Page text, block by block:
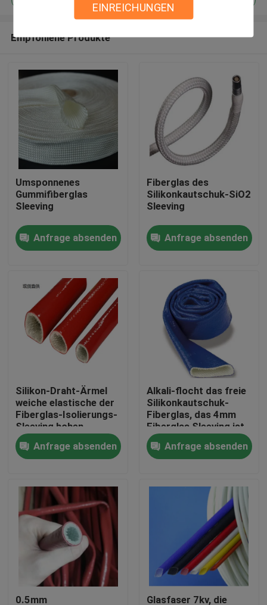
EINREICHUNGEN
Produkte
Über uns
Qualitätskontrolle
Treten Sie mit uns in Verbindung
Fordern Sie ein Zitat
Flexibler PVC-Schläuche
durch Hitze schrumpfbares Rohr
Gewölbter flexible Schläuche
Empfohlene Produkte
Umsponnenes
Gummifiberglas
Sleeving
Anfrage absenden
Fiberglas des
Silikonkautschuk-SiO2
Sleeving
Anfrage absenden
Silikon-Draht-Ärmel
weiche elastische der
Fiberglas-Isolierungs-
Sleeving hohen
Temperatur
Anfrage absenden
Alkali-flocht das freie
Silikonkautschuk-
Fiberglas, das 4mm
Fiberglas Sleeving ist,
Sleeving
Anfrage absenden
0.5mm Glasfaser 7kv, die